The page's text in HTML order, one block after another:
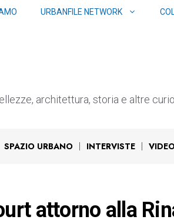
URBANFILE NETWORK
architettura, storia e altre
SPAZIO URBANO INTERVISTE
attorno alla